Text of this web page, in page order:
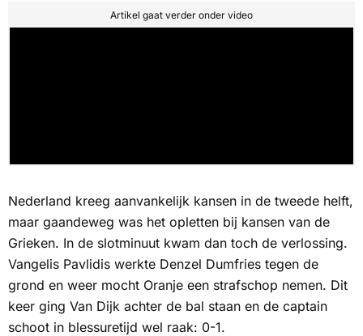
Artikel gaat verder onder video
Nederland kreeg aanvankelijk kansen in de tweede helft,
maar gaandeweg was het opletten bij kansen van de
Grieken. In de slotminuut kwam dan toch de verlossing.
Vangelis Pavlidis werkte Denzel Dumfries tegen de
grond en weer mocht Oranje een strafschop nemen. Dit
keer ging Van Dijk achter de bal staan en de captain
schoot in blessuretijd wel raak: 0-1.